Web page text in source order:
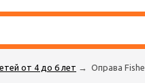
от 4 до 6 лет → Оправа